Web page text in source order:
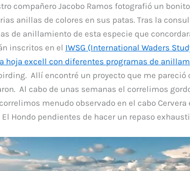
compañero Jacobo Ramos fotografió un
anillas de colores en sus patas. Tras la
de anillamiento de esta especie que
inscritos en el IWSG (International Waders
hoja excell con diferentes programas de
Allí encontré un proyecto que me
Al cabo de unas semanas el correlimos
menudo observado en el cabo Cervera
Hondo pendientes de hacer un repaso